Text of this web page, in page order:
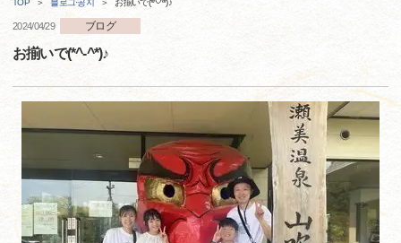
TOP 블로그·공지 お揃いで(*^-^*)♪
2024/04/29 ブログ
お揃いで(*^-^*)♪